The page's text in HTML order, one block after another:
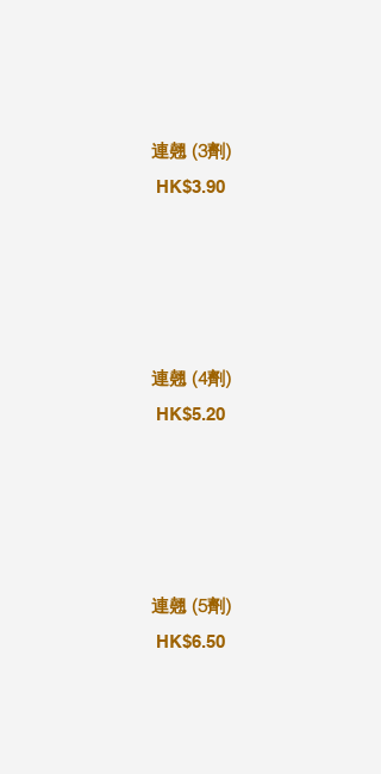
連翹 (3劑)
HK$3.90
連翹 (4劑)
HK$5.20
連翹 (5劑)
HK$6.50